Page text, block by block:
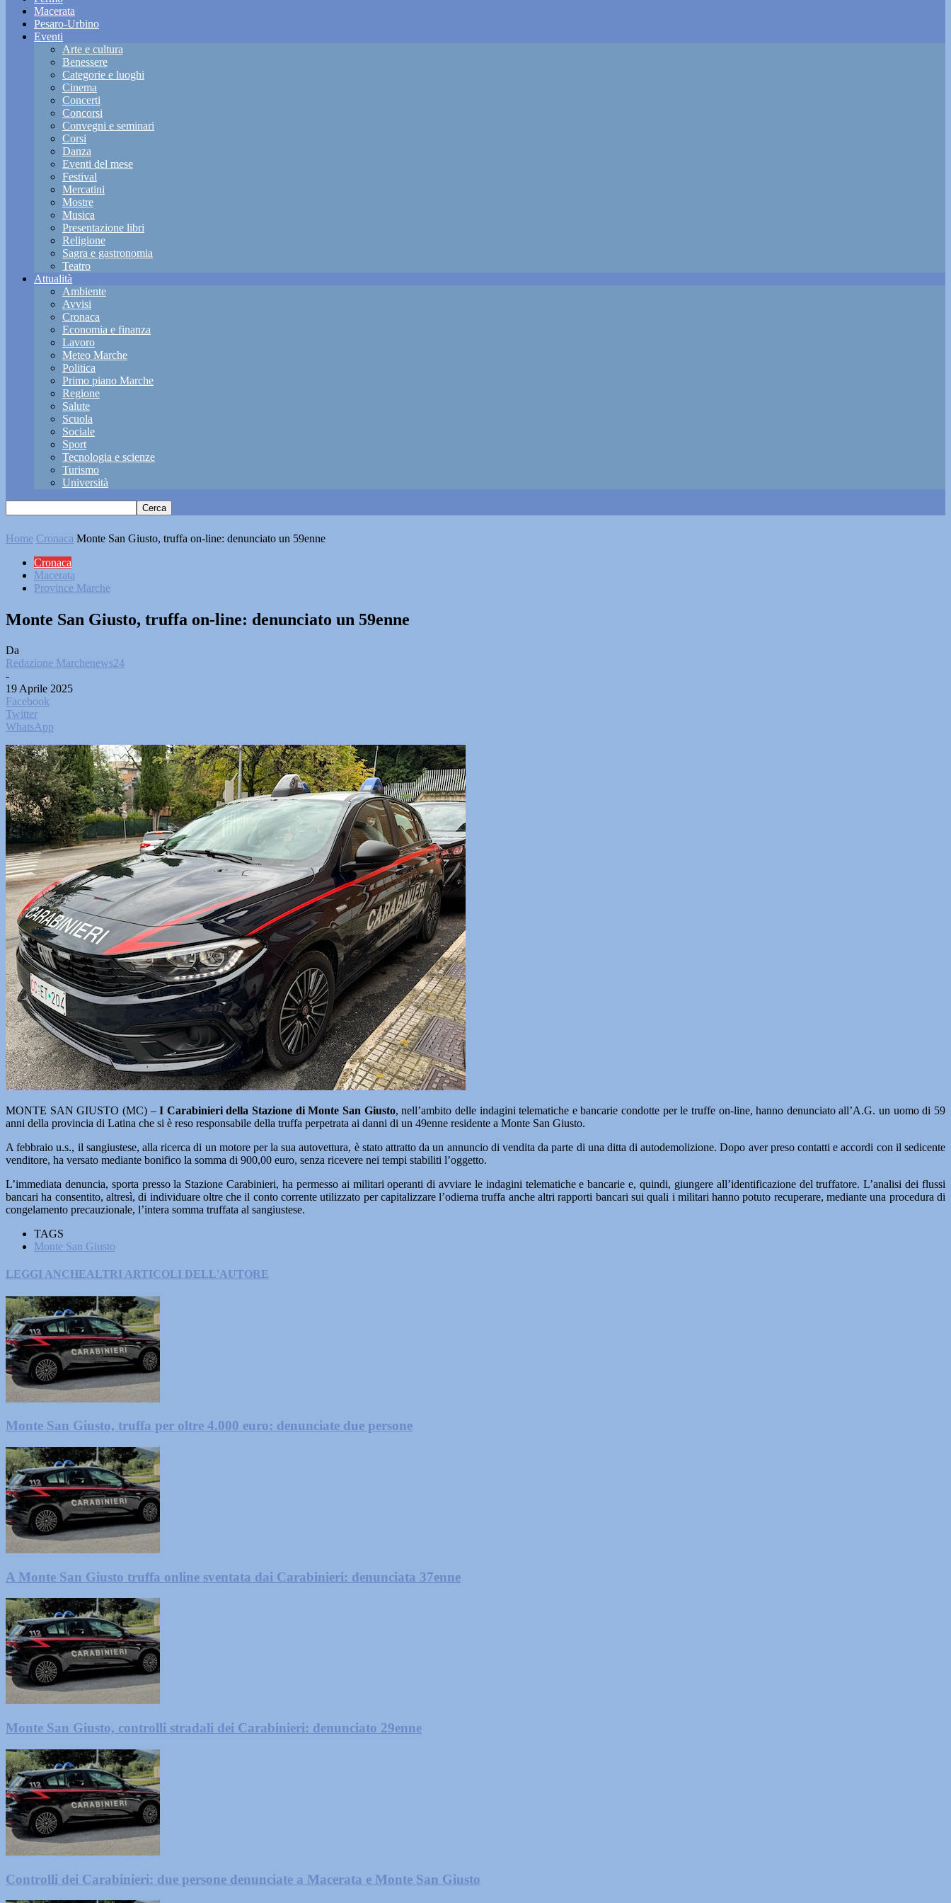
Macerata
Pesaro-Urbino
Eventi
Arte e cultura
Benessere
Categorie e luoghi
Cinema
Concerti
Concorsi
Convegni e seminari
Corsi
Danza
Eventi del mese
Festival
Mercatini
Mostre
Musica
Presentazione libri
Religione
Sagra e gastronomia
Teatro
Attualità
Ambiente
Avvisi
Cronaca
Economia e finanza
Lavoro
Meteo Marche
Politica
Primo piano Marche
Regione
Salute
Scuola
Sociale
Sport
Tecnologia e scienze
Turismo
Università
Home Cronaca Monte San Giusto, truffa on-line: denunciato un 59enne
Cronaca
Macerata
Province Marche
Monte San Giusto, truffa on-line: denunciato un 59enne
Da
Redazione Marchenews24
-
19 Aprile 2025
Facebook
Twitter
WhatsApp
MONTE SAN GIUSTO (MC) –I Carabinieri della Stazione di Monte San Giusto, nell’ambito delle indagini telematiche e bancarie condotte per le truffe on-line, hanno denunciato all’A.G. un uomo di 59
anni della provincia di Latina che si è reso responsabile della truffa perpetrata ai danni di un 49enne residente a Monte San Giusto.
A febbraio u.s., il sangiustese, alla ricerca di un motore per la sua autovettura, è stato attratto da un annuncio di vendita da parte di una ditta di autodemolizione. Dopo aver preso contatti e accordi con il sedicente
venditore, ha versato mediante bonifico la somma di 900,00 euro, senza ricevere nei tempi stabiliti l’oggetto.
L’immediata denuncia, sporta presso la Stazione Carabinieri, ha permesso ai militari operanti di avviare le indagini telematiche e bancarie e, quindi, giungere all’identificazione del truffatore. L’analisi dei flussi
bancari ha consentito, altresì, di individuare oltre che il conto corrente utilizzato per capitalizzare l’odierna truffa anche altri rapporti bancari sui quali i militari hanno potuto recuperare, mediante una procedura di
congelamento precauzionale, l’intera somma truffata al sangiustese.
TAGS
Monte San Giusto
LEGGI ANCHEALTRI ARTICOLI DELL'AUTORE
Monte San Giusto, truffa per oltre 4.000 euro: denunciate due persone
A Monte San Giusto truffa online sventata dai Carabinieri: denunciata 37enne
Monte San Giusto, controlli stradali dei Carabinieri: denunciato 29enne
Controlli dei Carabinieri: due persone denunciate a Macerata e Monte San Giusto